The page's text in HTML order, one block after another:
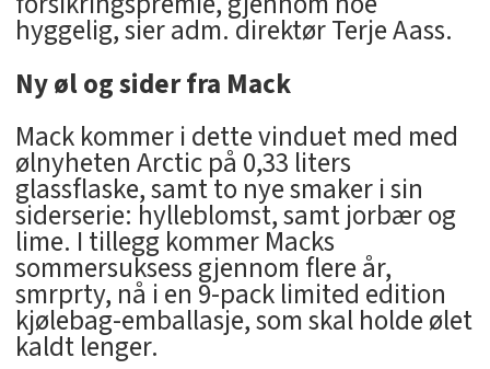
hyggelig, sier adm. direktør Terje Aass.
Ny øl og sider fra Mack
Mack kommer i dette vinduet med med
ølnyheten Arctic på 0,33 liters
glassflaske, samt to nye smaker i sin
siderserie: hylleblomst, samt jorbær og
lime. I tillegg kommer Macks
sommersuksess gjennom flere år,
smrprty, nå i en 9-pack limited edition
kjølebag-emballasje, som skal holde ølet
kaldt lenger.